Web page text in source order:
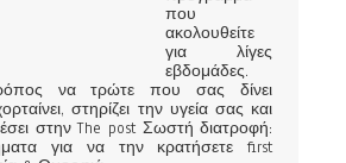
που
ακολουθείτε
για λίγες
εβδομάδες.
να τρώτε που σας δίνει
στηρίζει την υγεία σας και
στην The post Σωστή διατροφή:
για να την κρατήσετε first